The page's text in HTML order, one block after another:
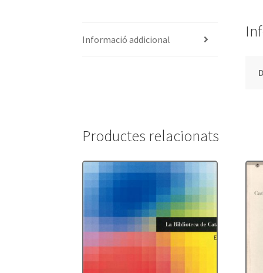
Informació addicional
Productes relacionats